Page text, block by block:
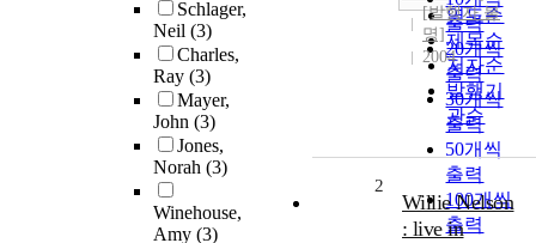
Schlager,
Neil (3)
Charles,
Ray (3)
Mayer,
John (3)
Jones,
Norah (3)
Winehouse,
Amy (3)
연도순
제목순
저자순
발행기
관순
출력
20개씩
출력
30개씩
출력
50개씩
출력
100개씩
출력
[발행자 불
명]
2004
2
Willie Nelson
: live in